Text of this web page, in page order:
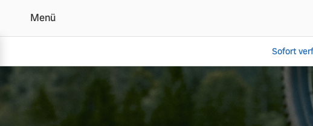
Original Volvo Zubehör |
Menü
Sofort